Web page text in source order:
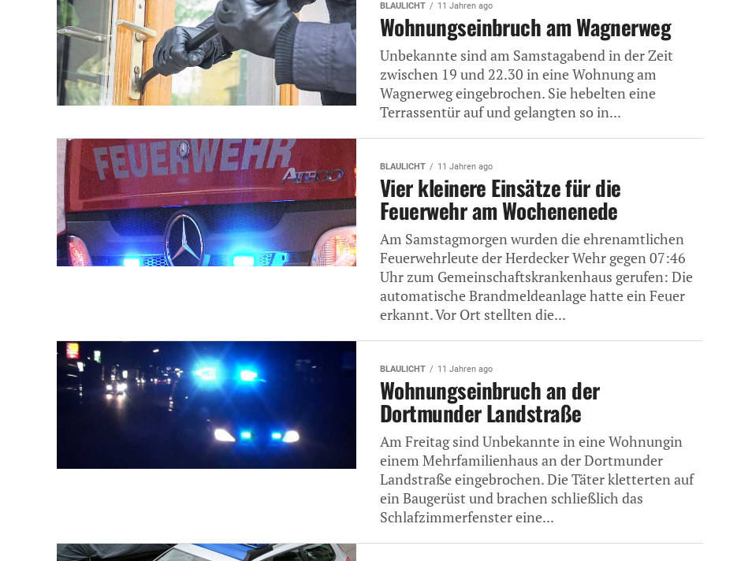
BLAULICHT 11 Jahren ago
Wohnungseinbruch am Wagnerweg
Unbekannte sind am Samstagabend in der Zeit
zwischen 19 und 22.30 in eine Wohnung am
Wagnerweg eingebrochen. Sie hebelten eine
Terrassentür auf und gelangten so in...
BLAULICHT 11 Jahren ago
Vier kleinere Einsätze für die
Feuerwehr am Wochenenede
Am Samstagmorgen wurden die ehrenamtlichen
Feuerwehrleute der Herdecker Wehr gegen 07:46
Uhr zum Gemeinschaftskrankenhaus gerufen: Die
automatische Brandmeldeanlage hatte ein Feuer
erkannt. Vor Ort stellten die...
BLAULICHT 11 Jahren ago
Wohnungseinbruch an der
Dortmunder Landstraße
Am Freitag sind Unbekannte in eine Wohnungin
einem Mehrfamilienhaus an der Dortmunder
Landstraße eingebrochen. Die Täter kletterten auf
ein Baugerüst und brachen schließlich das
Schlafzimmerfenster eine...